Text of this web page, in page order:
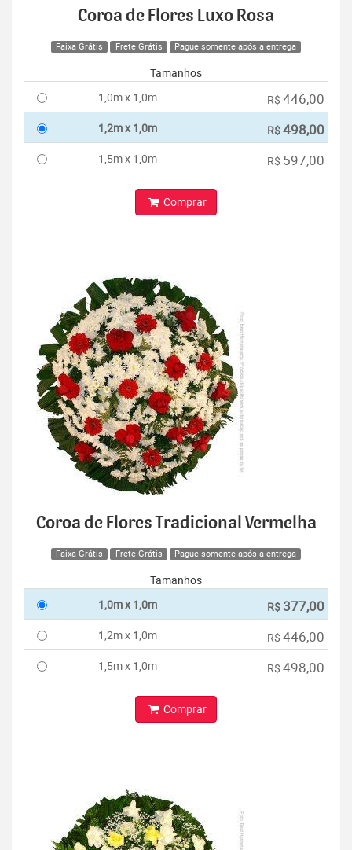
Coroa de Flores Luxo Rosa
Faixa Grátis Frete Grátis Pague somente após a entrega
Tamanhos
1,0m x 1,0m
R$ 446,00
1,2m x 1,0m R$498,00
1,5m x 1,0m R$ 597,00
Comprar
Coroa de Flores Tradicional Vermelha
Faixa Grátis Frete Grátis Pague somente após a entrega
Tamanhos
1,0m x 1,0m
R$ 377,00
1,2m x 1,0m R$ 446,00
1,5m x 1,0m R$ 498,00
Comprar